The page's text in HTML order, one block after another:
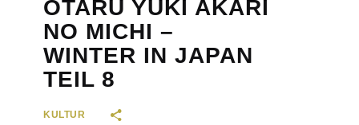
OTARU YUKI AKARI
NO MICHI –
WINTER IN JAPAN
TEIL 8
KULTUR